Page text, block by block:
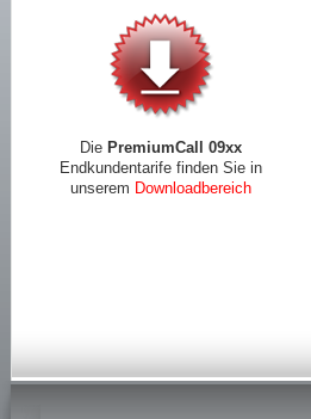
Die PremiumCall 09xx
Endkundentarife finden Sie in
unserem Downloadbereich